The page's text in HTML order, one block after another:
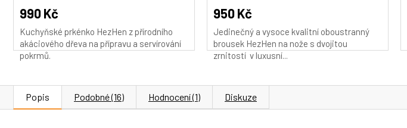
produktu
je
5,0
z
5
990 Kč
Kuchyňské prkénko HezHen z přírodního
akáciového dřeva na přípravu a servírování
pokrmů.
produktu
je
5,0
z
5
950 Kč
Jedinečný a vysoce kvalitní oboustranný
brousek HezHen na nože s dvojitou
zrnitostí v luxusní...
Popis Podobné (16) Hodnocení (1) Diskuze